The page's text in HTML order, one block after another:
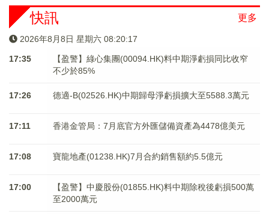
更多
快訊
2026年8月8日 星期六 08:20:18
17:35
【盈警】綠心集團(00094.HK)料中期淨虧損同比收窄
不少於85%
17:26 德適-B(02526.HK)中期歸母淨虧損擴大至5588.3萬元
17:11 香港金管局：7月底官方外匯儲備資產為4478億美元
17:08 寶龍地產(01238.HK)7月合約銷售額約5.5億元
17:00
【盈警】中慶股份(01855.HK)料中期除稅後虧損500萬
至2000萬元